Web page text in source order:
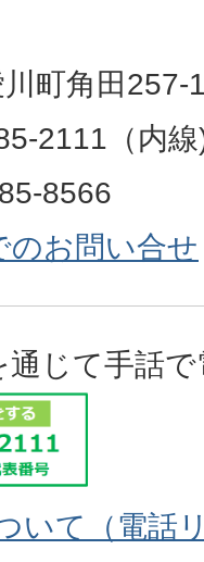
町角田257-
2111（内
8566
のお問い合せ
じて手話
いて（電話